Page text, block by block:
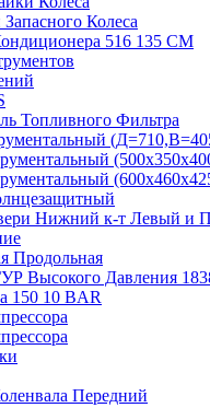
Колеса
516 135 CM
Топливного Фильтра
Нижний к-т Левый и
Продольная
Высокого Давления
150 10 BAR
Передний